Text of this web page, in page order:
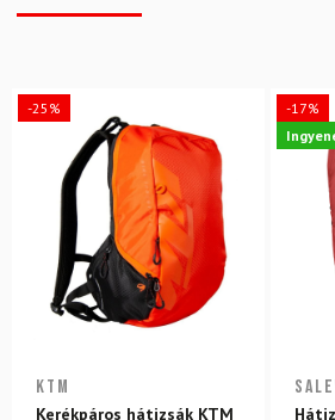
-25%
KTM
Kerékpáros hátizsák KTM
-17%